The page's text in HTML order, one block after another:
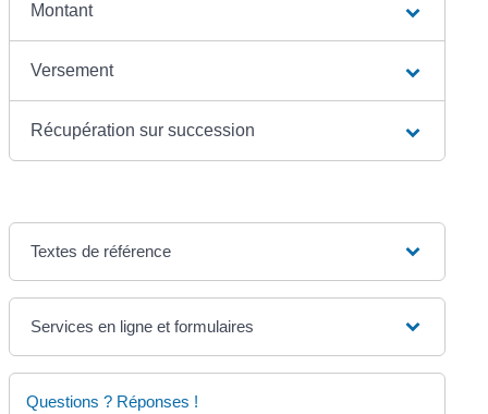
Montant
Versement
Récupération sur succession
Textes de référence
Services en ligne et formulaires
Questions ? Réponses !